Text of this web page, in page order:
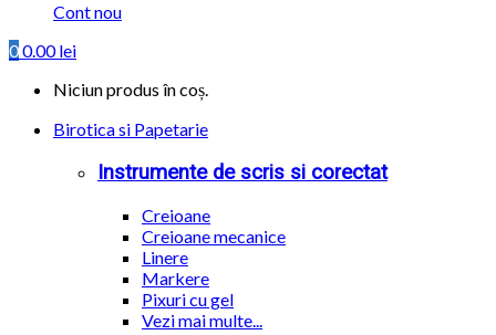
Cont nou
00.00lei
Niciun produs în coș.
Birotica si Papetarie
Instrumente de scris si corectat
Creioane
Creioane mecanice
Linere
Markere
Pixuri cu gel
Vezi mai multe...